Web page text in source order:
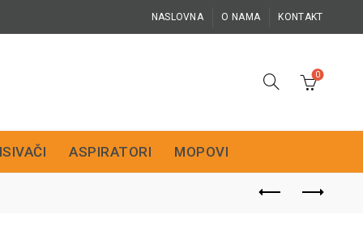
NASLOVNA O NAMA KONTAKT
0
ASPIRATORI MOPOVI